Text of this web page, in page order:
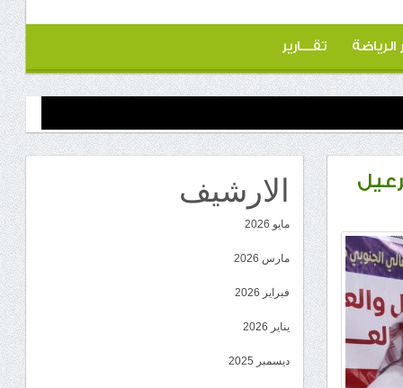
الرياضة تقـــارير
الارشيف
مايو 2026
مارس 2026
فبراير 2026
يناير 2026
ديسمبر 2025